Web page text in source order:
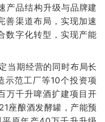
产品结构升级与品牌建
善渠道布局，实现加速
数字化转型，实现产能
当期经营的同时布局长
示范工厂等10个投资项
万千升啤酒扩建项目开
座酿酒发酵罐，产能预